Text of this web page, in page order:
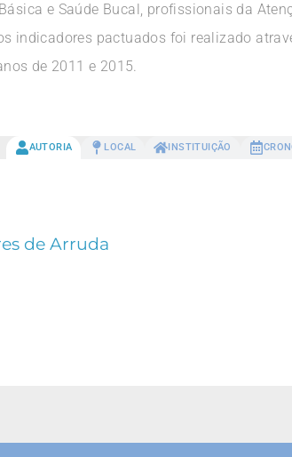
e Saúde Bucal, profissionais da
indicadores pactuados foi realizado
de 2011 e 2015.
AUTORIA LOCAL INSTITUIÇÃO
de Arruda